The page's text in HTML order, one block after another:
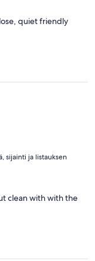
quiet friendly
sijainti ja listauksen
clean with with the